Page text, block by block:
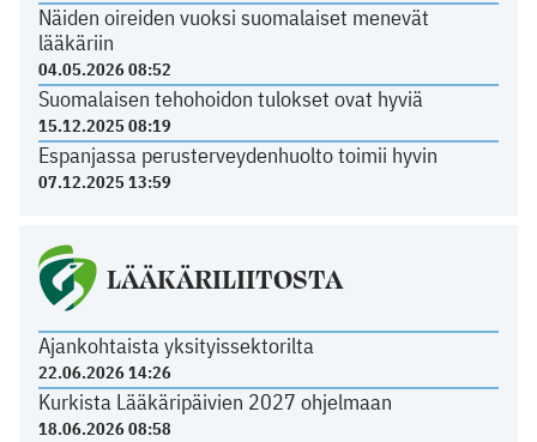
Näiden oireiden vuoksi suomalaiset menevät
lääkäriin
04.05.2026 08:52
Suomalaisen tehohoidon tulokset ovat hyviä
15.12.2025 08:19
Espanjassa perusterveydenhuolto toimii hyvin
07.12.2025 13:59
LÄÄKÄRILIITOSTA
Ajankohtaista yksityissektorilta
22.06.2026 14:26
Kurkista Lääkäripäivien 2027 ohjelmaan
18.06.2026 08:58